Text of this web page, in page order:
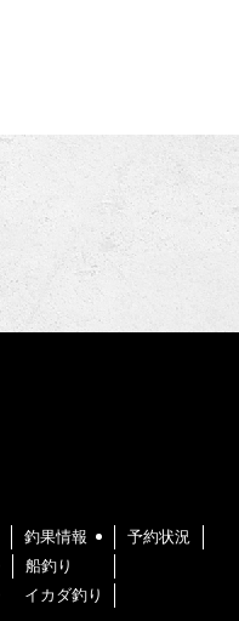
釣果情報
船釣り
イカダ釣り
予約状況